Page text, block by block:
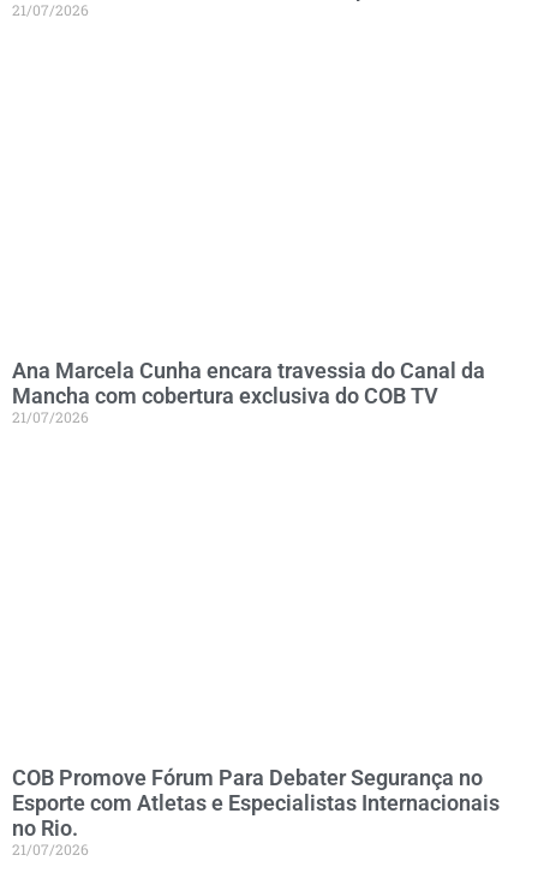
21/07/2026
Ana Marcela Cunha encara travessia do Canal da
Mancha com cobertura exclusiva do COB TV
21/07/2026
COB Promove Fórum Para Debater Segurança no
Esporte com Atletas e Especialistas Internacionais
no Rio.
21/07/2026